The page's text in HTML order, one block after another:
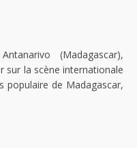
(Madagascar),
sur la scène internationale
populaire de Madagascar,